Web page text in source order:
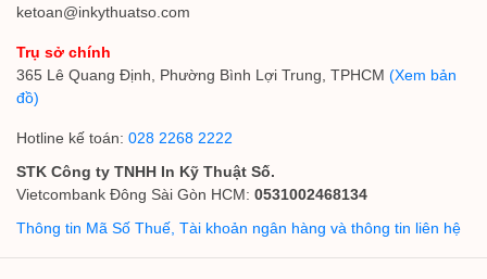
ketoan@inkythuatso.com
Trụ sở chính
365 Lê Quang Định, Phường Bình Lợi Trung, TPHCM (Xem bản
đồ)
Hotline kế toán: 028 2268 2222
STK Công ty TNHH In Kỹ Thuật Số.
Vietcombank Đông Sài Gòn HCM: 0531002468134
Thông tin Mã Số Thuế, Tài khoản ngân hàng và thông tin liên hệ